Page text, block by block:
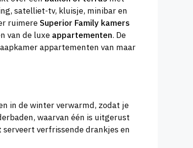
satelliet-tv, kluisje, minibar en
ruimereSuperior Family kamers
van de luxe appartementen. De
appartementen van maar
in de winter verwarmd, zodat je
waarvan één is uitgerust
serveert verfrissende drankjes en